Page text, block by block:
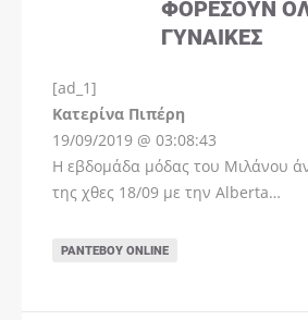
ΦΟΡΈΣΟΥΝ
ΓΥΝΑΊΚΕΣ
[ad_1]
Kατερίνα Πιπέρη
19/09/2019 @ 03:08:43
Η εβδομάδα μόδας του Μιλάνου
της χθες 18/09 με την Alberta…
ΡΑΝΤΕΒΟΎ ONLINE